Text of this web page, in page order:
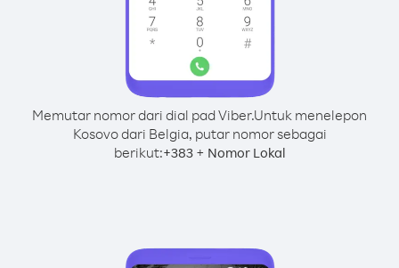
Memutar nomor dari dial pad Viber.Untuk menelepon
Kosovo dari Belgia, putar nomor sebagai
berikut:+383+ Nomor Lokal